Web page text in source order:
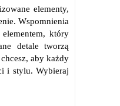
elementy,
Wspomnienia
który
detale tworzą
aby każdy
i stylu. Wybieraj